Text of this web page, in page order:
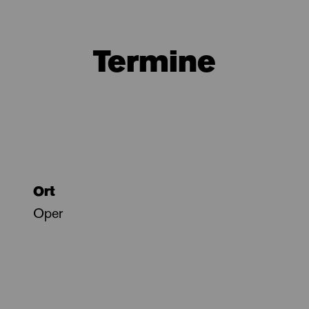
Termine
Ort
Oper